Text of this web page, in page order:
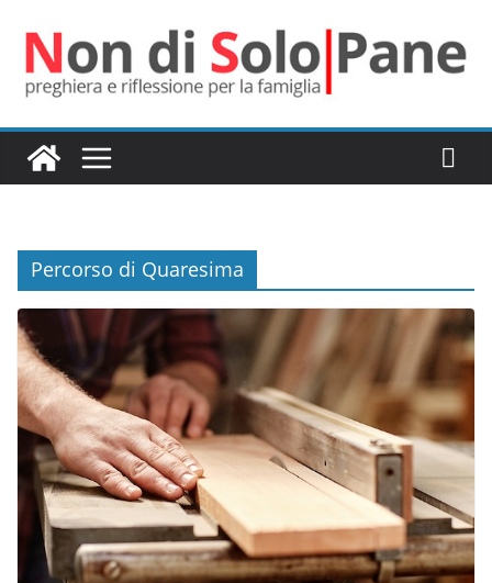
contenuto
Percorso di Quaresima